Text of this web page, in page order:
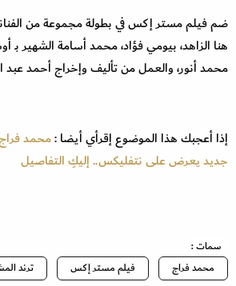
ضم فيلم مستر إكس في بطولة مجموعة من
هنا الزاهد، بيومي فؤاد، محمد أسامة الشهير
محمد أنور، والعمل من تأليف وإخراج أحمد عبد
إذا أعجبك هذا الموضوع إقرأي أيضا :محمد
جديد يعرض على نتفليكس.. إليكِ التفاصيل
سمات :
محمد فراج
فيلم مستر إكس
ترند